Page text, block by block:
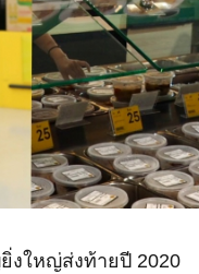
งใหญ่ส่งท้ายปี 2020